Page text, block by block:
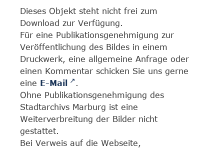
Dieses Objekt steht nicht frei zum
Download zur Verfügung.
Für eine Publikationsgenehmigung zur
Veröffentlichung des Bildes in einem
Druckwerk, eine allgemeine Anfrage oder
einen Kommentar schicken Sie uns gerne
eine E-Mail
.
Ohne Publikationsgenehmigung des
Stadtarchivs Marburg ist eine
Weiterverbreitung der Bilder nicht
gestattet.
Bei Verweis auf die Webseite,